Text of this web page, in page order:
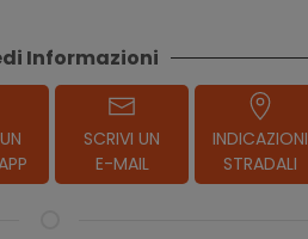
Informazioni
SCRIVI UN
E-MAIL
INDICAZIONI
STRADALI